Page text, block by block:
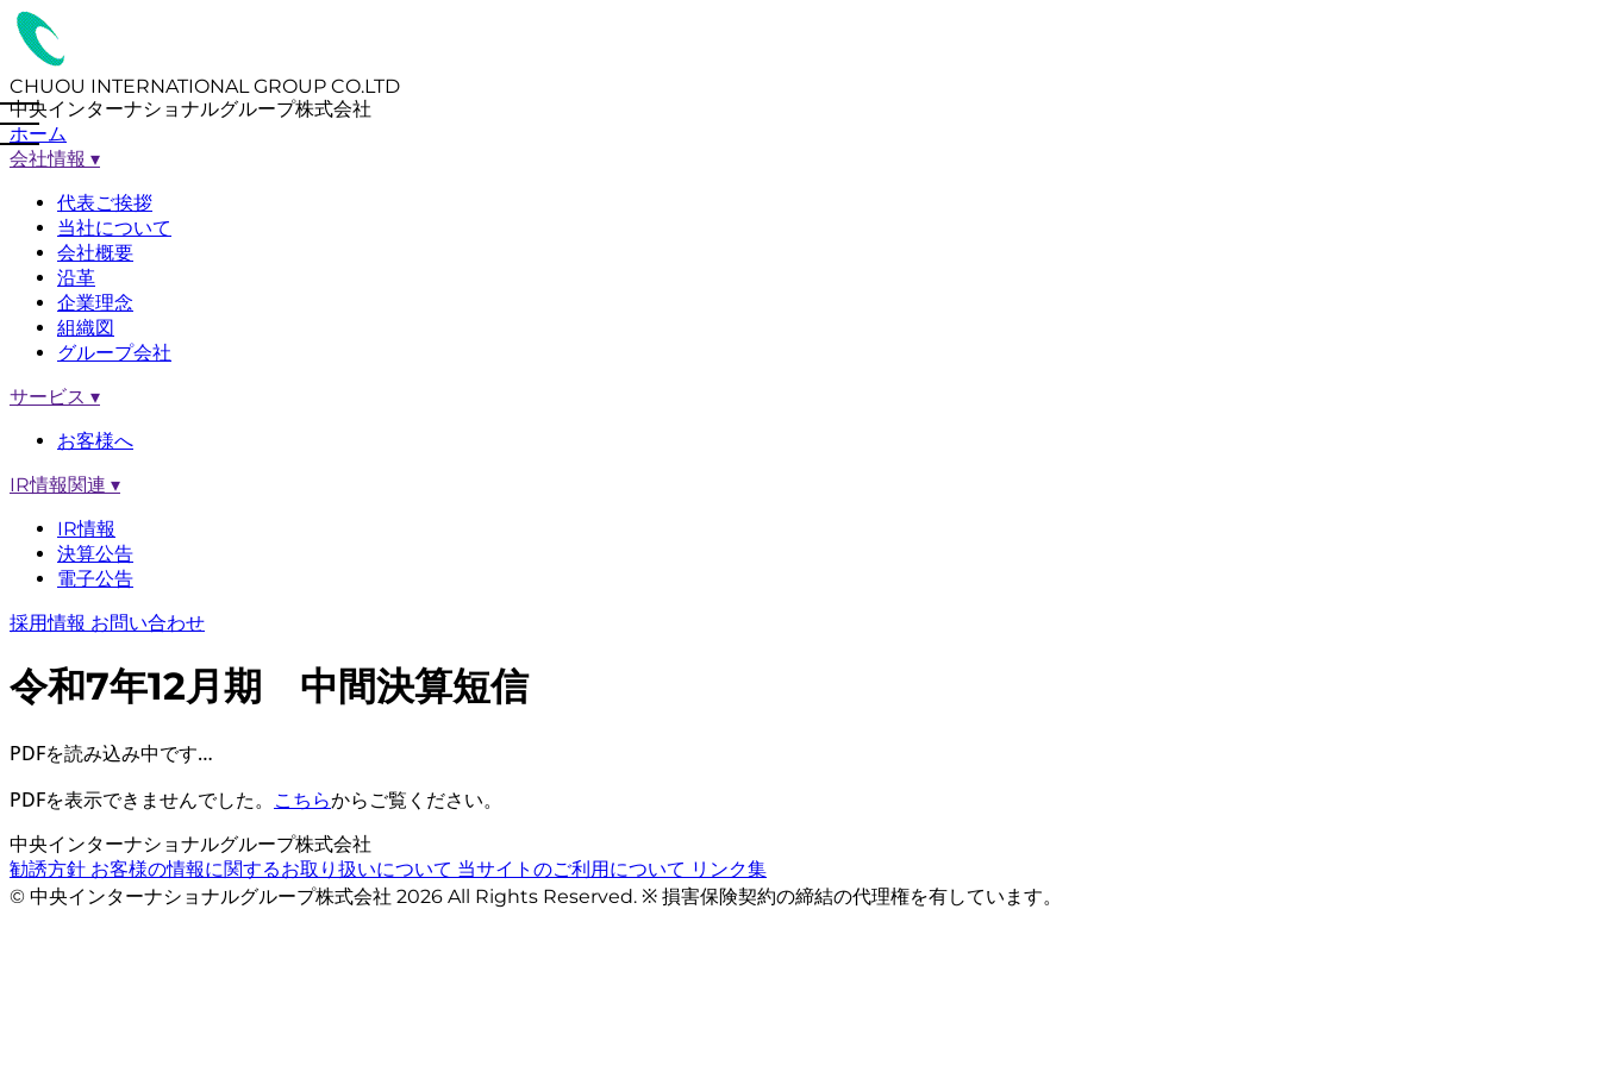
CHUOU INTERNATIONAL GROUP CO.LTD
中央インターナショナルグループ株式会社
ホーム
会社情報 ▾
代表ご挨拶
当社について
会社概要
沿革
企業理念
組織図
グループ会社
サービス ▾
お客様へ
IR情報関連 ▾
IR情報
決算公告
電子公告
採用情報 お問い合わせ
令和7年12月期 中間決算短信
PDFを読み込み中です…
PDFを表示できませんでした。 こちらからご覧ください。
中央インターナショナルグループ株式会社
勧誘方針 お客様の情報に関するお取り扱いについて 当サイトのご利用について リンク集
© 中央インターナショナルグループ株式会社 2026 All Rights Reserved. ※ 損害保険契約の締結の代理権を有しています。